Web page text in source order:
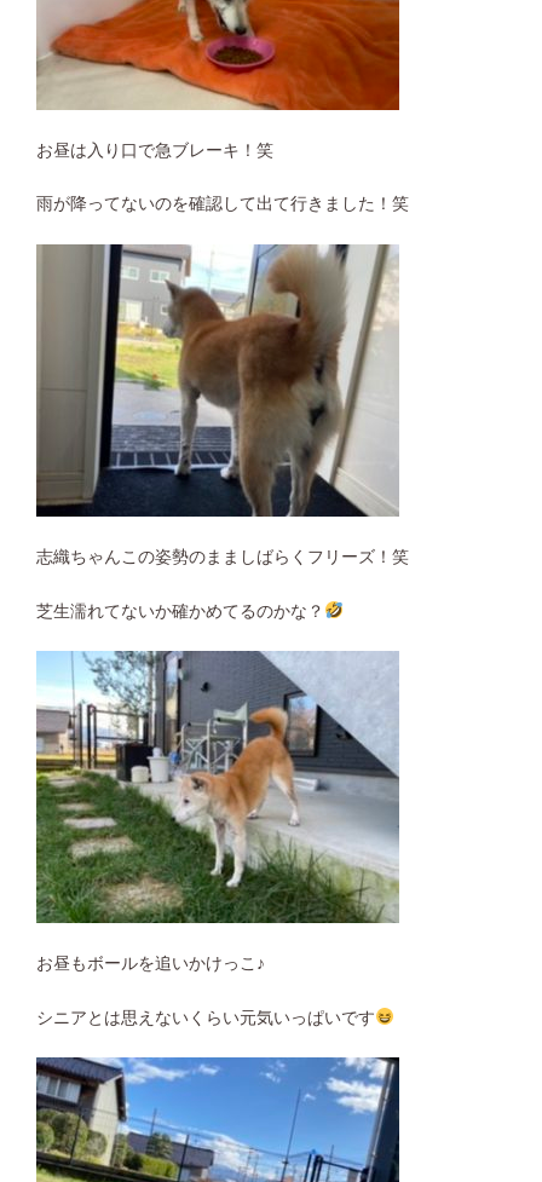
お昼は入り口で急ブレーキ！笑
雨が降ってないのを確認して出て行きました！笑
志織ちゃんこの姿勢のまましばらくフリーズ！笑
芝生濡れてないか確かめてるのかな？
お昼もボールを追いかけっこ♪
シニアとは思えないくらい元気いっぱいです